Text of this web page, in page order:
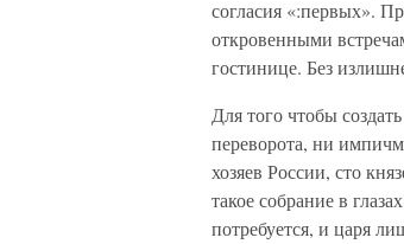
согласия «:первых».
откровенными
гостинице. Без
Для того чтобы
переворота, ни
хозяев России, сто
такое собрание в
потребуется, и царя